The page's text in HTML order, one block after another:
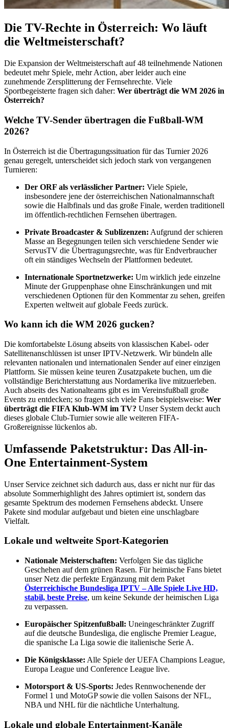
Die TV-Rechte in Österreich: Wo läuft
die Weltmeisterschaft?
Die Expansion der Weltmeisterschaft auf 48 teilnehmende Nationen
bedeutet mehr Spiele, mehr Action, aber leider auch eine
zunehmende Zersplitterung der Fernsehrechte. Viele
Sportbegeisterte fragen sich daher: Wer überträgt die WM 2026 in
Österreich?
Welche TV-Sender übertragen die Fußball-WM
2026?
In Österreich ist die Übertragungssituation für das Turnier 2026
genau geregelt, unterscheidet sich jedoch stark von vergangenen
Turnieren:
Der ORF als verlässlicher Partner: Viele Spiele,
insbesondere jene der österreichischen Nationalmannschaft
sowie die Halbfinals und das große Finale, werden traditionell
im öffentlich-rechtlichen Fernsehen übertragen.
Private Broadcaster & Sublizenzen: Aufgrund der schieren
Masse an Begegnungen teilen sich verschiedene Sender wie
ServusTV die Übertragungsrechte, was für Endverbraucher
oft ein ständiges Wechseln der Plattformen bedeutet.
Internationale Sportnetzwerke: Um wirklich jede einzelne
Minute der Gruppenphase ohne Einschränkungen und mit
verschiedenen Optionen für den Kommentar zu sehen, greifen
Experten weltweit auf globale Feeds zurück.
Wo kann ich die WM 2026 gucken?
Die komfortabelste Lösung abseits von klassischen Kabel- oder
Satellitenanschlüssen ist unser IPTV-Netzwerk. Wir bündeln alle
relevanten nationalen und internationalen Sender auf einer einzigen
Plattform. Sie müssen keine teuren Zusatzpakete buchen, um die
vollständige Berichterstattung aus Nordamerika live mitzuerleben.
Auch abseits des Nationalteams gibt es im Vereinsfußball große
Events zu entdecken; so fragen sich viele Fans beispielsweise: Wer
überträgt die FIFA Klub-WM im TV? Unser System deckt auch
dieses globale Club-Turnier sowie alle weiteren FIFA-
Großereignisse lückenlos ab.
Umfassende Paketstruktur: Das All-in-
One Entertainment-System
Unser Service zeichnet sich dadurch aus, dass er nicht nur für das
absolute Sommerhighlight des Jahres optimiert ist, sondern das
gesamte Spektrum des modernen Fernsehens abdeckt. Unsere
Pakete sind modular aufgebaut und bieten eine unschlagbare
Vielfalt.
Lokale und weltweite Sport-Kategorien
Nationale Meisterschaften: Verfolgen Sie das tägliche
Geschehen auf dem grünen Rasen. Für heimische Fans bietet
unser Netz die perfekte Ergänzung mit dem Paket
Österreichische Bundesliga IPTV – Alle Spiele Live HD,
stabil, beste Preise, um keine Sekunde der heimischen Liga
zu verpassen.
Europäischer Spitzenfußball: Uneingeschränkter Zugriff
auf die deutsche Bundesliga, die englische Premier League,
die spanische La Liga sowie die italienische Serie A.
Die Königsklasse: Alle Spiele der UEFA Champions League,
Europa League und Conference League live.
Motorsport & US-Sports: Jedes Rennwochenende der
Formel 1 und MotoGP sowie die vollen Saisons der NFL,
NBA und NHL für die nächtliche Unterhaltung.
Lokale und globale Entertainment-Kanäle